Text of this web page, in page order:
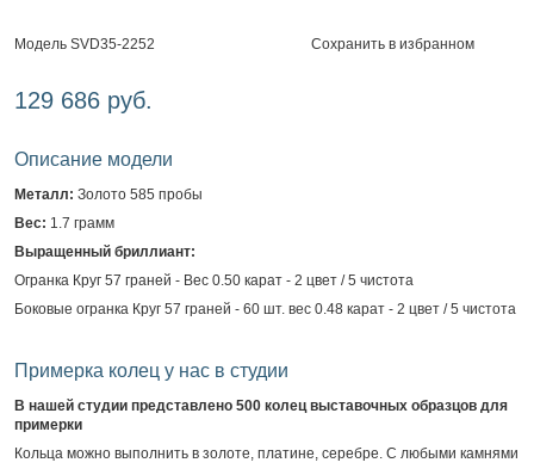
Модель SVD35-2252 Сохранить в избранном
129 686 руб.
Описание модели
Металл: Золото 585 пробы
Вес: 1.7 грамм
Выращенный бриллиант:
Огранка Круг 57 граней - Вес 0.50 карат - 2 цвет / 5 чистота
Боковые огранка Круг 57 граней - 60 шт. вес 0.48 карат - 2 цвет / 5 чистота
Примерка колец у нас в студии
В нашей студии представлено 500 колец выставочных образцов для
примерки
Кольца можно выполнить в золоте, платине, серебре. С любыми камнями